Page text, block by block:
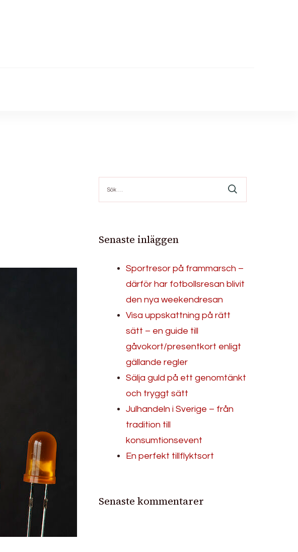
efter:
Senaste inläggen
Sportresor på frammarsch –
därför har fotbollsresan blivit
den nya weekendresan
Visa uppskattning på rätt
sätt – en guide till
gåvokort/presentkort enligt
gällande regler
Sälja guld på ett genomtänkt
och tryggt sätt
Julhandeln i Sverige – från
tradition till
konsumtionsevent
En perfekt tillflyktsort
Senaste kommentarer